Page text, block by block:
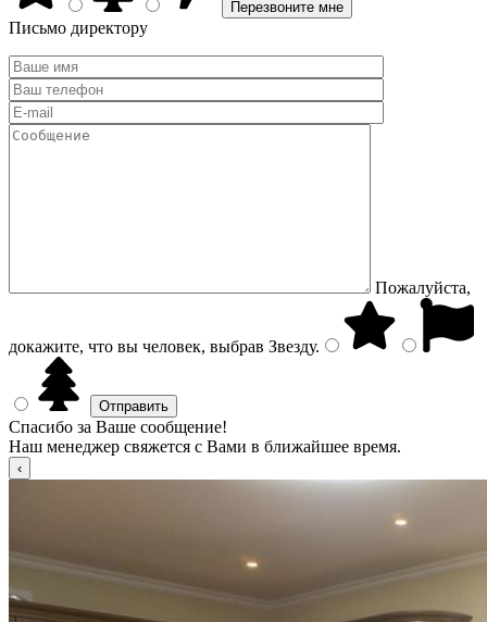
Письмо директору
Пожалуйста,
докажите, что вы человек, выбрав Звезду.
Спасибо за Ваше сообщение!
Наш менеджер свяжется с Вами в ближайшее время.